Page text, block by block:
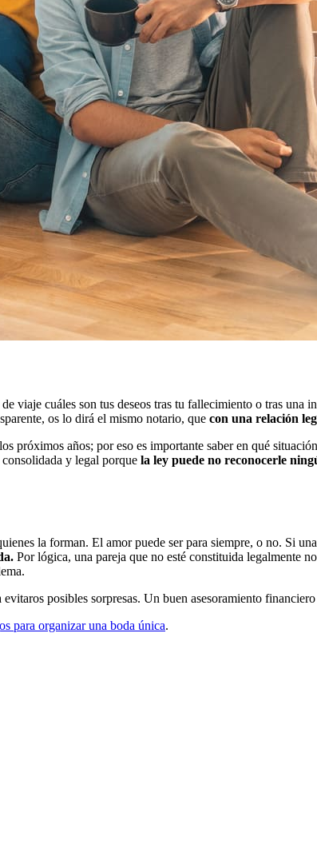
viaje cuáles son tus deseos tras tu fallecimiento o tras una
os lo dirá el mismo notario, que con una relación
próximos años; por eso es importante saber en qué
y legal porque la ley puede no reconocerle
la forman. El amor puede ser para siempre, o no. Si
Por lógica, una pareja que no esté constituida legalmente
posibles sorpresas. Un buen asesoramiento financiero
para organizar una boda única.